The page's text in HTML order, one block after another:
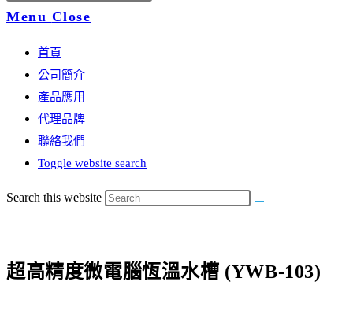
Menu Close
首頁
公司簡介
產品應用
代理品牌
聯絡我們
Toggle website search
Search this website
超高精度微電腦恆溫水槽 (YWB-103)